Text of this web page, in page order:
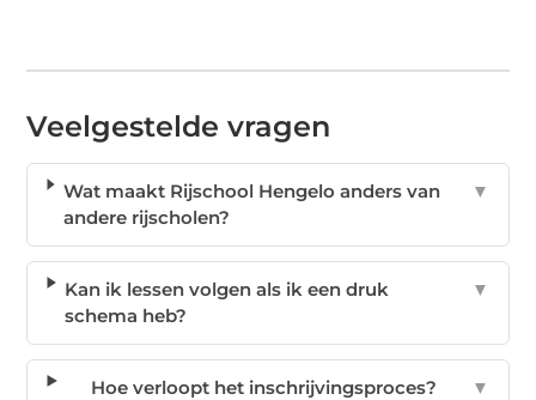
Veelgestelde vragen
Wat maakt Rijschool Hengelo anders van
andere rijscholen?
▼
Kan ik lessen volgen als ik een druk
schema heb?
▼
Hoe verloopt het inschrijvingsproces? ▼